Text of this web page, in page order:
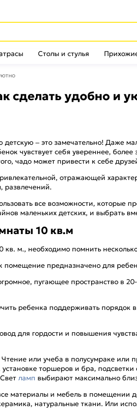
Столы и стулья
сделать удобно и
– это замечательно! Даже
чувствует себя увереннее,
чадо может привести к себе
отражающей
развлечений.
все возможности,
маленьких детских, и выбрать
10 кв.м
кв. м., необходимо помнить
предназначено для
пугающее пространство в
ребенка поддерживать порядок
для гордости и повышения
или учеба в полусумраке
торшеров и бра,
ламп выбирают максимально
материалы и мебель в
натуральные ткани. Или